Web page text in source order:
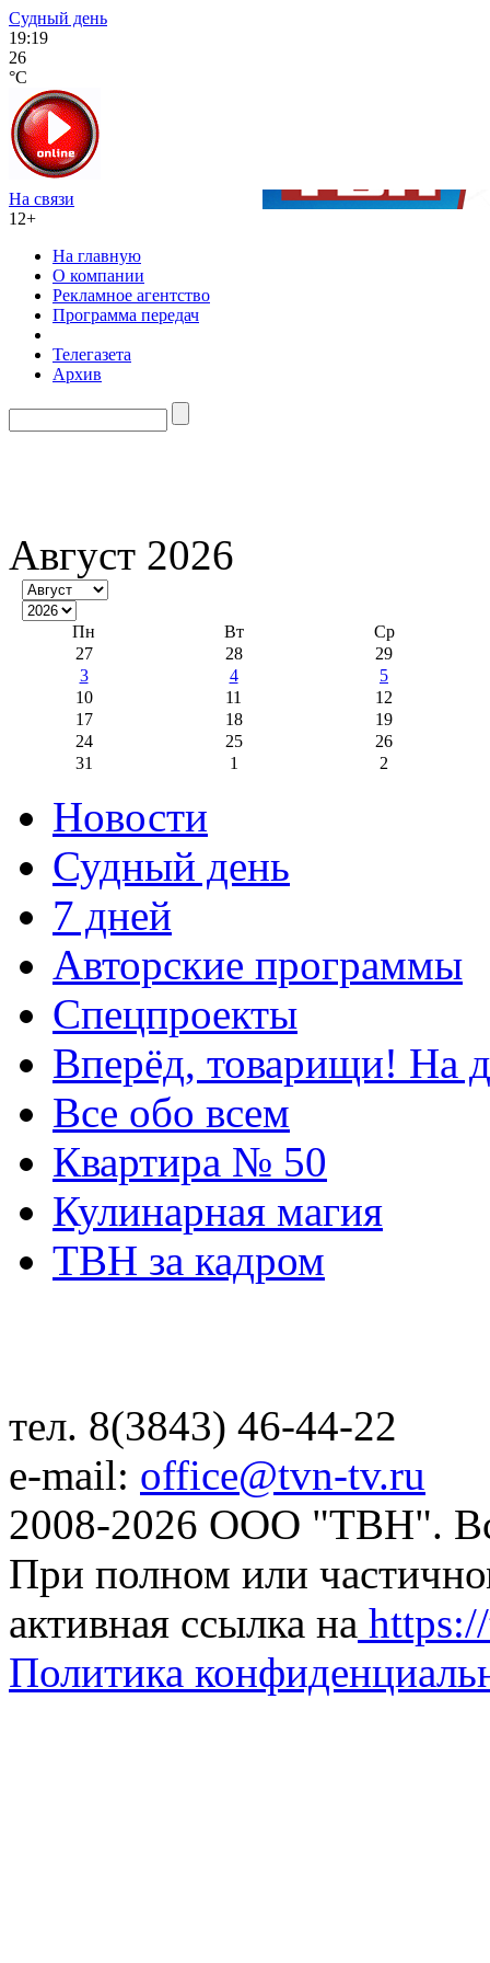
Судный день
19:19
26
°C
На связи
12+
На главную
О компании
Рекламное агентство
Программа передач
Телегазета
Архив
Август 2026
Пн Вт
Ср
27
28
29
3
4
5
10
11
12
17
18
19
24
25
26
31
1 2
Новости
Судный день
7 дней
Авторские программы
Спецпроекты
Вперёд, товарищи! На
Все обо всем
Квартира № 50
Кулинарная магия
ТВН за кадром
тел. 8(3843) 46-44-22
e-mail: office@tvn-tv.ru
2008-2026 ООО "ТВН".
При полном или
активная ссылка на
Политика